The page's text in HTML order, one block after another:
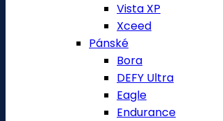
Vista XP
Xceed
Pánské
Bora
DEFY Ultra
Eagle
Endurance